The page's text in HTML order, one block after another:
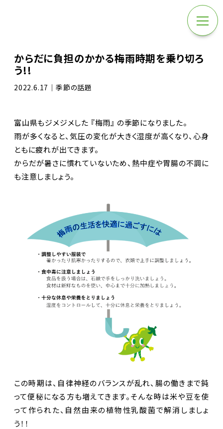
からだに負担のかかる梅雨時期を乗り切ろ
う!!
2022.6.17｜季節の話題
富山県もジメジメした 『梅雨』 の季節になりました。
雨が多くなると、気圧の変化が大きく湿度が高くなり、心身
ともに疲れが出てきます。
からだが暑さに慣れていないため、熱中症や胃腸の不調に
も注意しましょう。
この時期は、自律神経のバランスが乱れ、腸の働きまで鈍
って便秘になる方も増えてきます。そんな時は米や豆を使
って作られた、自然由来の植物性乳酸菌で解消しましょ
う！！